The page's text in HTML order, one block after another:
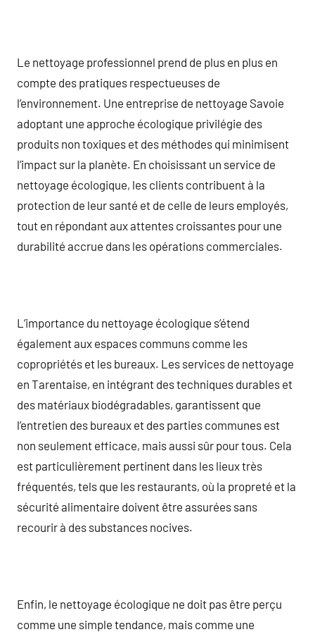
Le nettoyage professionnel prend de plus en plus en
compte des pratiques respectueuses de
l’environnement. Une entreprise de nettoyage Savoie
adoptant une approche écologique privilégie des
produits non toxiques et des méthodes qui minimisent
l’impact sur la planète. En choisissant un service de
nettoyage écologique, les clients contribuent à la
protection de leur santé et de celle de leurs employés,
tout en répondant aux attentes croissantes pour une
durabilité accrue dans les opérations commerciales.
L’importance du nettoyage écologique s’étend
également aux espaces communs comme les
copropriétés et les bureaux. Les services de nettoyage
en Tarentaise, en intégrant des techniques durables et
des matériaux biodégradables, garantissent que
l’entretien des bureaux et des parties communes est
non seulement efficace, mais aussi sûr pour tous. Cela
est particulièrement pertinent dans les lieux très
fréquentés, tels que les restaurants, où la propreté et la
sécurité alimentaire doivent être assurées sans
recourir à des substances nocives.
Enfin, le nettoyage écologique ne doit pas être perçu
comme une simple tendance, mais comme une